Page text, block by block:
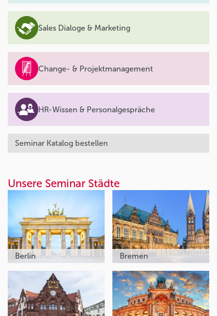
Sales Dialoge & Marketing
Change- & Projektmanagement
HR-Wissen & Personalgespräche
Seminar Katalog bestellen
Unsere Seminar Städte
Berlin Bremen